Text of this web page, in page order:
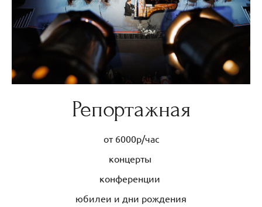
Репортажная
от 6000р/час
концерты
конференции
юбилеи и дни рождения